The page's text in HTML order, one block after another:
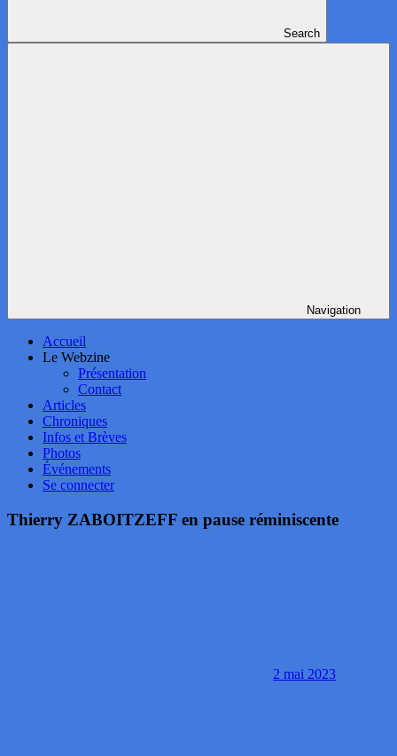
Search
Navigation
Accueil
Le Webzine
Présentation
Contact
Articles
Chroniques
Infos et Brèves
Photos
Événements
Se connecter
Thierry ZABOITZEFF en pause réminiscente
2 mai 2023